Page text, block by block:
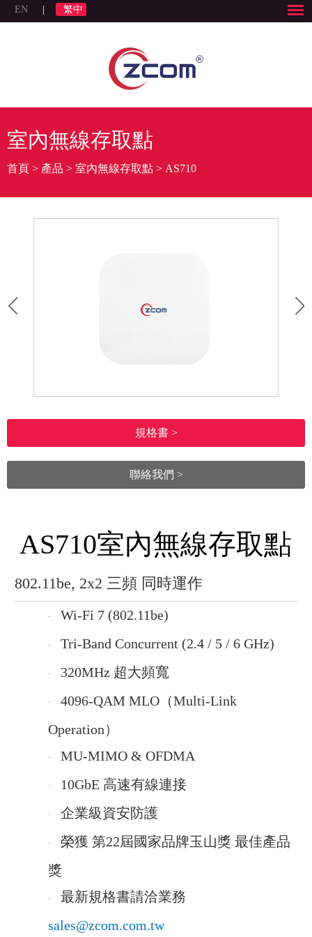
EN 繁中
室內無線存取點
首頁 > 產品 > 室內無線存取點 > AS710
規格書 >
聯絡我們 >
AS710室內無線存取點
802.11be, 2x2 三頻 同時運作
· Wi-Fi 7 (802.11be)
· Tri-Band Concurrent (2.4 / 5 / 6 GHz)
· 320MHz 超大頻寬
· 4096-QAM MLO（Multi-Link
Operation）
· MU-MIMO & OFDMA
· 10GbE 高速有線連接
· 企業級資安防護
·
榮獲 第22屆國家品牌玉山獎 最佳產品
獎
·
最新規格書請洽業務
sales@zcom.com.tw